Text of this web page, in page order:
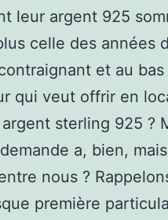
leur argent 925
celle des années
et au
qui veut offrir en
sterling 925 ?
a, bien,
nous ?
première